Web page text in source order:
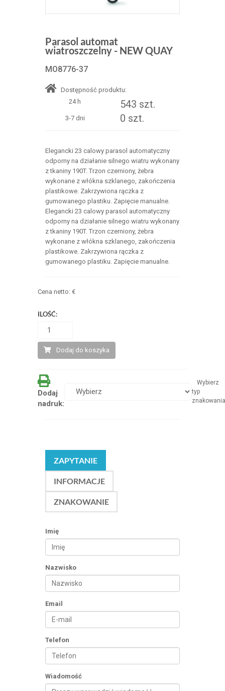
Parasol automat
wiatroszczelny - NEW QUAY
MO8776-37
Dostępność produktu:
24 h
543 szt.
3-7 dni 0 szt.
Elegancki 23 calowy parasol automatyczny
odporny na działanie silnego wiatru wykonany
z tkaniny 190T. Trzon czerniony, żebra
wykonane z włókna szklanego, zakończenia
plastikowe. Zakrzywiona rączka z
gumowanego plastiku. Zapięcie manualne.
Elegancki 23 calowy parasol automatyczny
odporny na działanie silnego wiatru wykonany
z tkaniny 190T. Trzon czerniony, żebra
wykonane z włókna szklanego, zakończenia
plastikowe. Zakrzywiona rączka z
gumowanego plastiku. Zapięcie manualne.
Cena netto: €
ILOŚĆ:
Dodaj do koszyka
Dodaj
nadruk:
Wybierz
typ
znakowania
ZAPYTANIE
INFORMACJE
ZNAKOWANIE
Imię
Nazwisko
Email
Telefon
Wiadomość